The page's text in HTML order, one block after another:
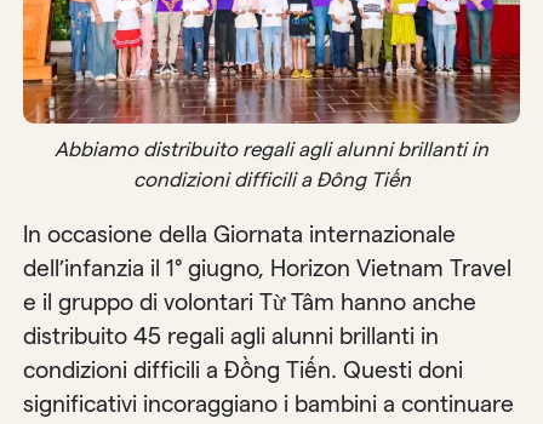
Abbiamo distribuito regali agli alunni brillanti in
condizioni difficili a Đông Tiến
In occasione della Giornata internazionale
dell’infanzia il 1° giugno, Horizon Vietnam Travel
e il gruppo di volontari Từ Tâm hanno anche
distribuito 45 regali agli alunni brillanti in
condizioni difficili a Đồng Tiến. Questi doni
significativi incoraggiano i bambini a continuare